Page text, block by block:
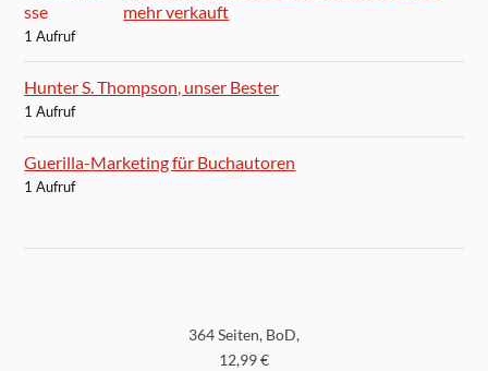
mehr verkauft
1 Aufruf
Hunter S. Thompson, unser Bester
1 Aufruf
Guerilla-Marketing für Buchautoren
1 Aufruf
364 Seiten, BoD,
12,99 €